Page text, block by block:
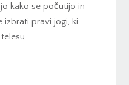
kako se počutijo in
izbrati pravi jogi, ki